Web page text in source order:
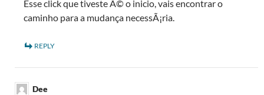
Esse click que tiveste Ã© o inicio, vais encontrar o
caminho para a mudança necessÃ¡ria.
REPLY
Dee